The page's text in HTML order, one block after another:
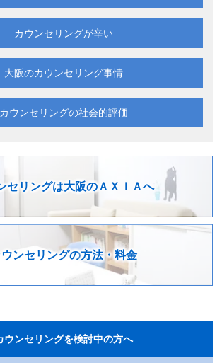
カウンセリングが辛い
大阪のカウンセリング事情
カウンセリングの社会的評価
セリングは大阪のＡＸＩＡへ
ウンセリングの方法・料金
ウンセリングを検討中の方へ